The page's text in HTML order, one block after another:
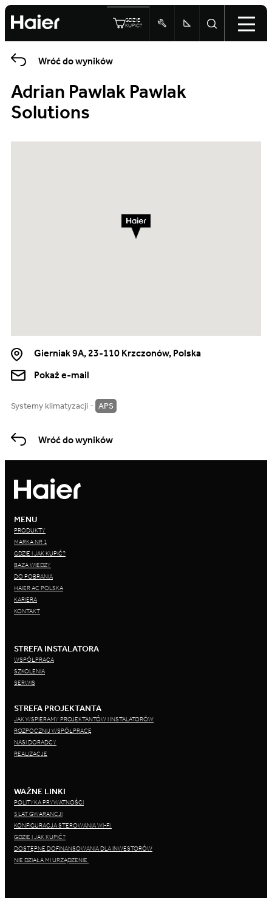
GDZIE
KUPIĆ?
Wróć do wyników
Adrian Pawlak Pawlak
Solutions
Gierniak 9A, 23-110 Krzczonów, Polska
Pokaż e-mail
Systemy klimatyzacji - APS
Wróć do wyników
MENU
PRODUKTY
MARKA NR 1
GDZIE I JAK KUPIĆ?
BAZA WIEDZY
DO POBRANIA
HAIER AC POLSKA
KARIERA
KONTAKT
STREFA INSTALATORA
WSPÓŁPRACA
SZKOLENIA
SERWIS
STREFA PROJEKTANTA
JAK WSPIERAMY PROJEKTANTÓW I INSTALATORÓW
ROZPOCZNIJ WSPÓŁPRACĘ
NASI DORADCY
REALIZACJE
WAŻNE LINKI
POLITYKA PRYWATNOŚCI
5 LAT GWARANCJI
KONFIGURACJA STEROWANIA WI-FI
GDZIE I JAK KUPIĆ?
DOSTĘPNE DOFINANSOWANIA DLA INWESTORÓW
NIE DZIAŁA MI URZĄDZENIE